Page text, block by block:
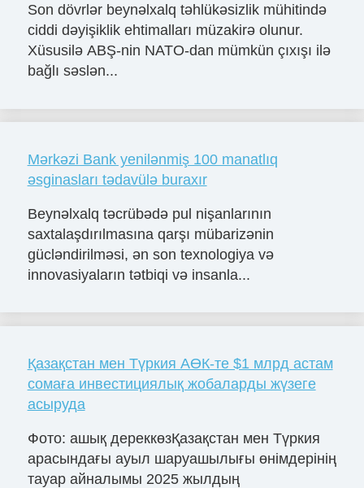
Son dövrlər beynəlxalq təhlükəsizlik mühitində
ciddi dəyişiklik ehtimalları müzakirə olunur.
Xüsusilə ABŞ-nin NATO-dan mümkün çıxışı ilə
bağlı səslən...
Mərkəzi Bank yenilənmiş 100 manatlıq
əsginasları tədavülə buraxır
Beynəlxalq təcrübədə pul nişanlarının
saxtalaşdırılmasına qarşı mübarizənin
gücləndirilməsi, ən son texnologiya və
innovasiyaların tətbiqi və insanla...
Қазақстан мен Түркия АӨК-те $1 млрд астам
сомаға инвестициялық жобаларды жүзеге
асыруда
Фото: ашық дереккөзҚазақстан мен Түркия
арасындағы ауыл шаруашылығы өнімдерінің
тауар айналымы 2025 жылдың